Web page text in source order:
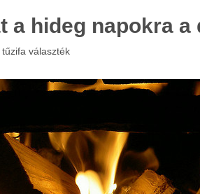
a hideg napokra
tűzifa választék